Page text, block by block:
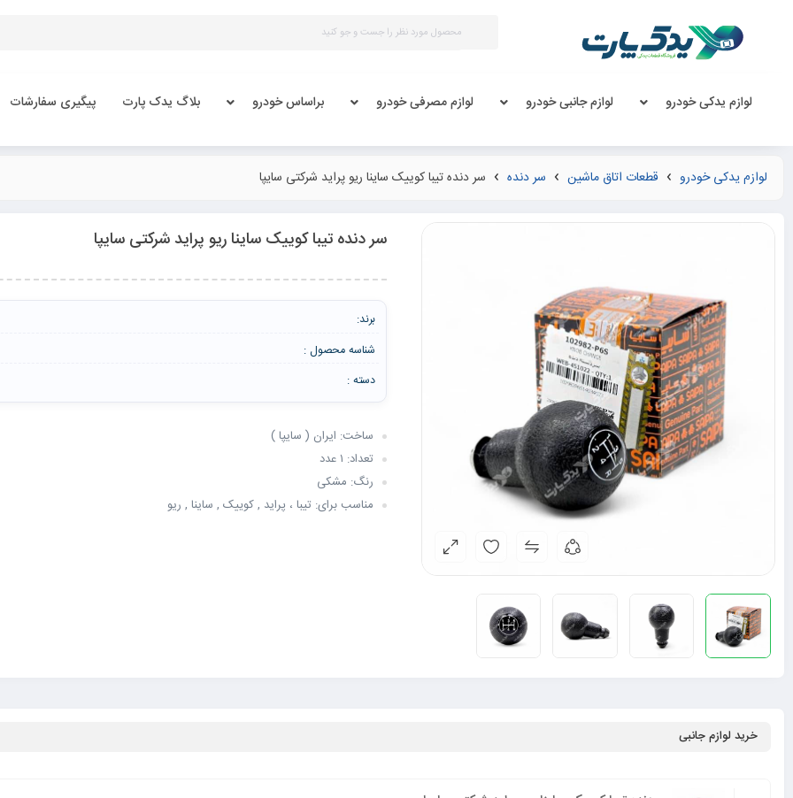
لوازم یدکی خودرو لوازم جانبی خودرو لوازم مصرفی خودرو براساس خودرو بلاگ یدک پارت پیگیری سفارشات
لوازم یدکی خودرو قطعات اتاق ماشین سر دنده سر دنده تیبا کوییک ساینا ریو پراید شرکتی سایپا
سر دنده تیبا کوییک ساینا ریو پراید شرکتی سایپا
برند:
شناسه محصول :
دسته :
ساخت: ایران ( سایپا )
تعداد: ۱ عدد
رنگ: مشکی
مناسب برای: تیبا ، پراید , کوییک , ساینا , ریو
خرید لوازم جانبی